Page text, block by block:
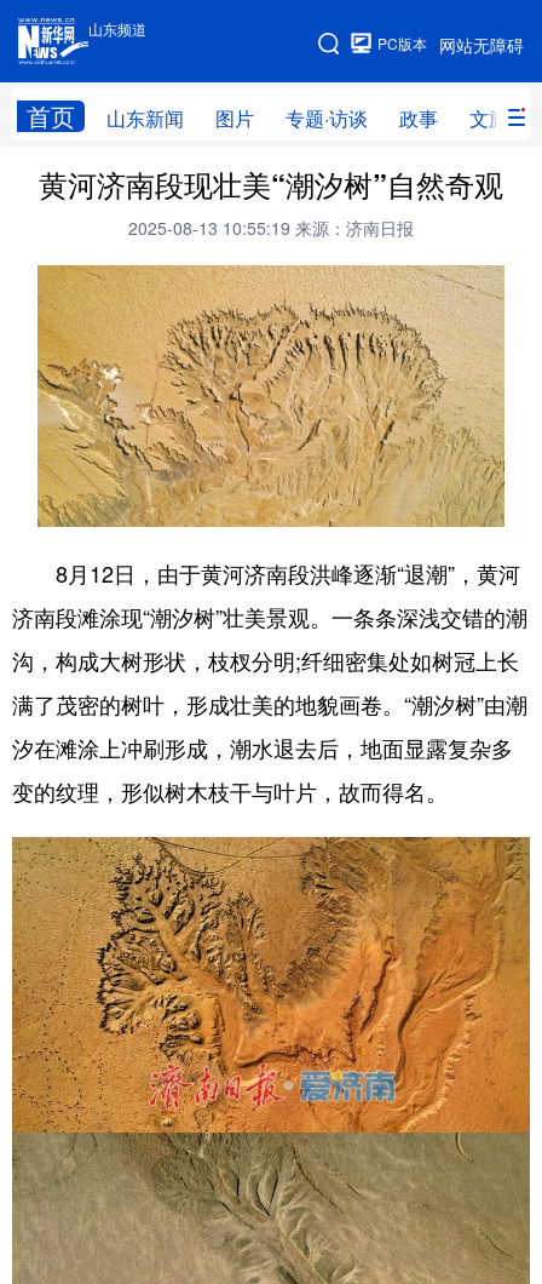
山东频道
网站无障碍
PC版本
首页 山东新闻 图片 专题·访谈 政事 文旅
手机版
网站地图
学习进行时 高层 时政 人事
财经 网评
台湾 思客智库 全球连线 教育
科技 科普 体育 文化
健康 军事 访谈 视频
图片 中央文件 金融 汽车
食品 人居 信息化 乡村振兴
会展 彩票 娱乐 时尚
亚太网 上市公司 投教基地
地方频道
首页 山东新闻 图片 专题·访谈
政事 文旅 社会民生 山东产经
文娱 融媒秀 地市 科教
健康 微视齐鲁
多语种频道
English Español Français عربى
Русский язык 日本語 한국어
Deutsch Português
黄河济南段现壮美“潮汐树”自然奇观
2025-08-13 10:55:19 来源：济南日报
8月12日，由于黄河济南段洪峰逐渐“退潮”，黄河
济南段滩涂现“潮汐树”壮美景观。一条条深浅交错的潮
沟，构成大树形状，枝杈分明;纤细密集处如树冠上长
满了茂密的树叶，形成壮美的地貌画卷。“潮汐树”由潮
汐在滩涂上冲刷形成，潮水退去后，地面显露复杂多
变的纹理，形似树木枝干与叶片，故而得名。